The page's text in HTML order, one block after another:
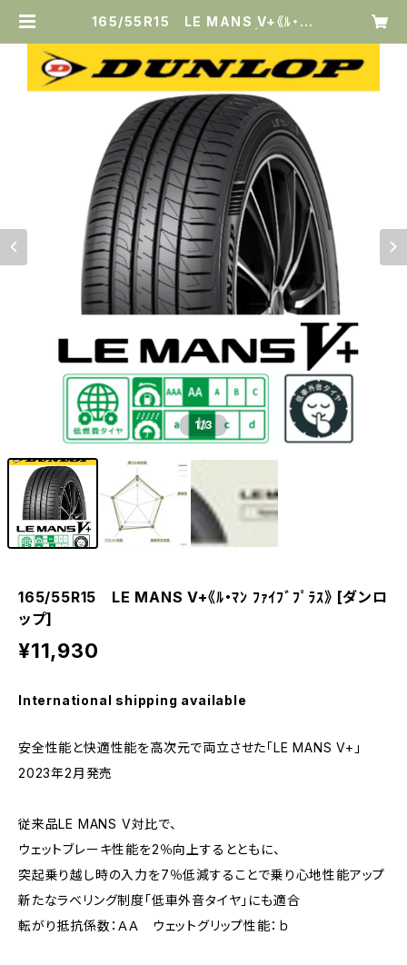
165/55R15 LE MANS V+《ﾙ・ﾏﾝ
1/3
165/55R15 LE MANS V+《ﾙ・ﾏﾝ ﾌｧｲﾌﾞﾌﾟﾗｽ》 [ダンロ
ップ]
¥11,930
International shipping available
安全性能と快適性能を高次元で両立させた「LE MANS V+」
2023年2月発売
従来品LE MANS V対比で、
ウェットブレーキ性能を2％向上するとともに、
突起乗り越し時の入力を7％低減することで乗り心地性能アップ
新たなラベリング制度「低車外音タイヤ」にも適合
転がり抵抗係数：ＡＡ ウェットグリップ性能：ｂ